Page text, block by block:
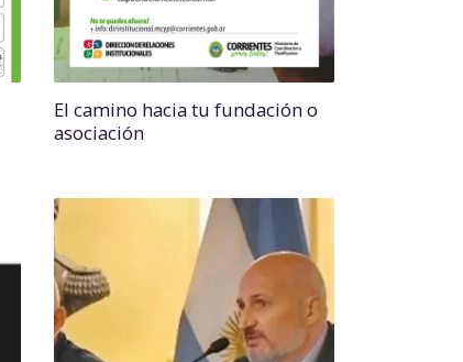
El camino hacia tu fundación o
asociación